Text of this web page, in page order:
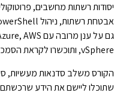
יסודות רשתות מחשבים,
vSphere, ותוכשרו לקראת הסמכת CCNA הבינלאומית של Cisco.
הקורס משלב סדנאות מעשיות,
שתוכלו ליישם את הידע